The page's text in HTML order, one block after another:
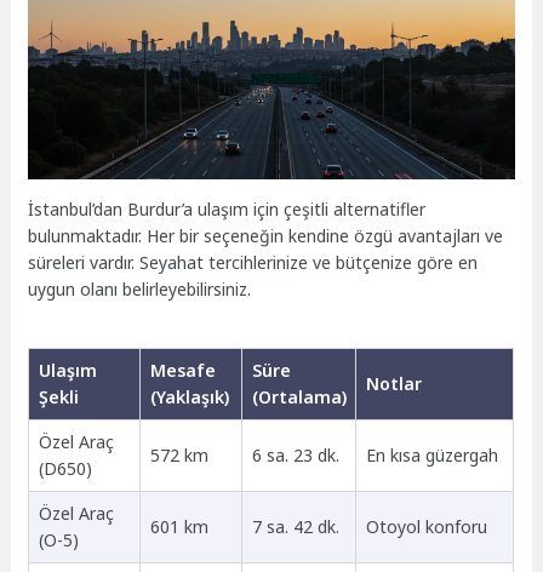
İstanbul’dan Burdur’a ulaşım için çeşitli alternatifler
bulunmaktadır. Her bir seçeneğin kendine özgü avantajları ve
süreleri vardır. Seyahat tercihlerinize ve bütçenize göre en
uygun olanı belirleyebilirsiniz.
Ulaşım
Şekli
Mesafe
(Yaklaşık)
Süre
(Ortalama)
Notlar
Özel Araç
(D650)
572 km 6 sa. 23 dk. En kısa güzergah
Özel Araç
(O-5)
601 km 7 sa. 42 dk. Otoyol konforu